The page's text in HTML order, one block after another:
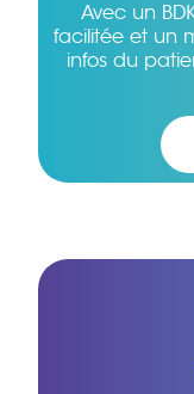
Avec un
facilitée et un
infos du